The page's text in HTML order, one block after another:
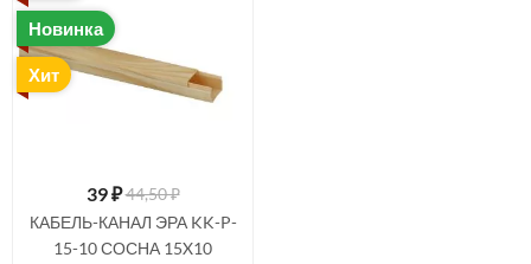
Новинка
Хит
39₽44,50 ₽
КАБЕЛЬ-КАНАЛ ЭРА KK-P-
15-10 СОСНА 15X10